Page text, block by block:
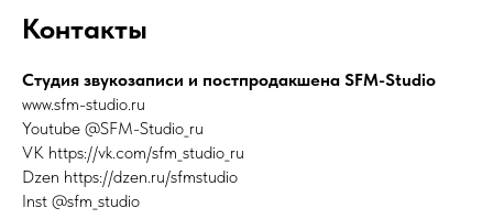
Контакты
Студия звукозаписи и постпродакшена SFM-Studio
www.sfm-studio.ru
Youtube @SFM-Studio_ru
VK https://vk.com/sfm_studio_ru
Dzen https://dzen.ru/sfmstudio
Inst @sfm_studio